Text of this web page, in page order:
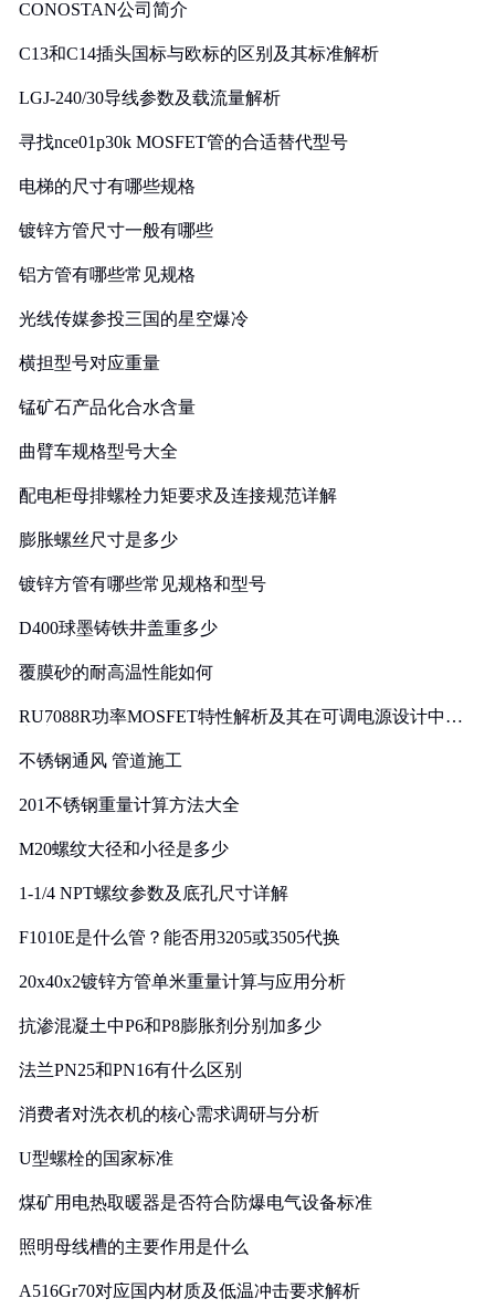
CONOSTAN公司简介
C13和C14插头国标与欧标的区别及其标准解析
LGJ-240/30导线参数及载流量解析
寻找nce01p30k MOSFET管的合适替代型号
电梯的尺寸有哪些规格
镀锌方管尺寸一般有哪些
铝方管有哪些常见规格
光线传媒参投三国的星空爆冷
横担型号对应重量
锰矿石产品化合水含量
曲臂车规格型号大全
配电柜母排螺栓力矩要求及连接规范详解
膨胀螺丝尺寸是多少
镀锌方管有哪些常见规格和型号
D400球墨铸铁井盖重多少
覆膜砂的耐高温性能如何
RU7088R功率MOSFET特性解析及其在可调电源设计中的
不锈钢通风 管道施工
201不锈钢重量计算方法大全
M20螺纹大径和小径是多少
1-1/4 NPT螺纹参数及底孔尺寸详解
F1010E是什么管？能否用3205或3505代换
20x40x2镀锌方管单米重量计算与应用分析
抗渗混凝土中P6和P8膨胀剂分别加多少
法兰PN25和PN16有什么区别
消费者对洗衣机的核心需求调研与分析
U型螺栓的国家标准
煤矿用电热取暖器是否符合防爆电气设备标准
照明母线槽的主要作用是什么
A516Gr70对应国内材质及低温冲击要求解析